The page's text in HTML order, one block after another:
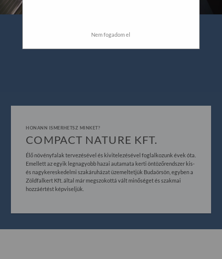
HONANN ISMERHETSZ MINKET?
COMPACT NATURE KFT.
Élő növényfalak tervezésével és kivitelezésével foglalkozunk évek óta.
Emellett az egyik legnagyobb hazai autamata kerti öntözőrendszer kis-
és nagykereskedelmi szakáruházat üzemeltetjük Budaörsön, egyben a
Zöldfalkert Kft. által már megszokottá vált minőséget és szakmai
hozzáértést képviseljük.
Nem fogadom el